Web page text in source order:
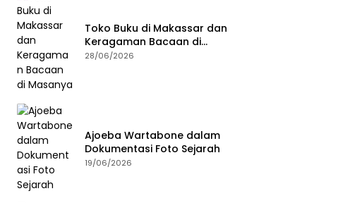
Toko Buku di Makassar dan
Keragaman Bacaan di
Masanya
28/06/2026
Ajoeba Wartabone dalam
Dokumentasi Foto Sejarah
19/06/2026